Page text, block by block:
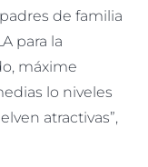
de familia
para la
máxime
lo niveles
atractivas”,